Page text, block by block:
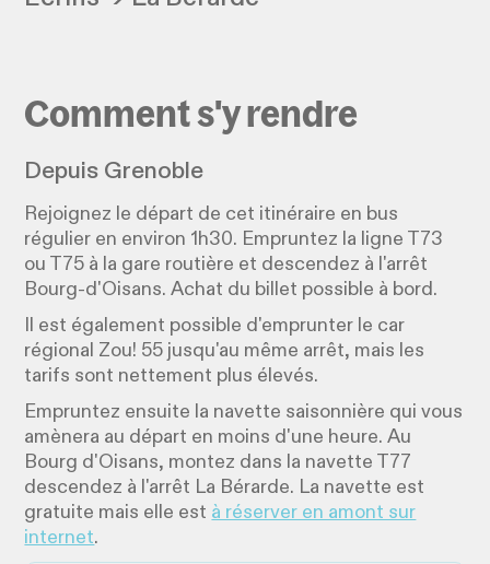
Comment s'y rendre
Depuis Grenoble
Rejoignez le départ de cet itinéraire en bus
régulier en environ 1h30. Empruntez la ligne T73
ou T75 à la gare routière et descendez à l'arrêt
Bourg-d'Oisans. Achat du billet possible à bord.
Il est également possible d'emprunter le car
régional Zou! 55 jusqu'au même arrêt, mais les
tarifs sont nettement plus élevés.
Empruntez ensuite la navette saisonnière qui vous
amènera au départ en moins d'une heure. Au
Bourg d'Oisans, montez dans la navette T77
descendez à l'arrêt La Bérarde. La navette est
gratuite mais elle est à réserver en amont sur
internet.